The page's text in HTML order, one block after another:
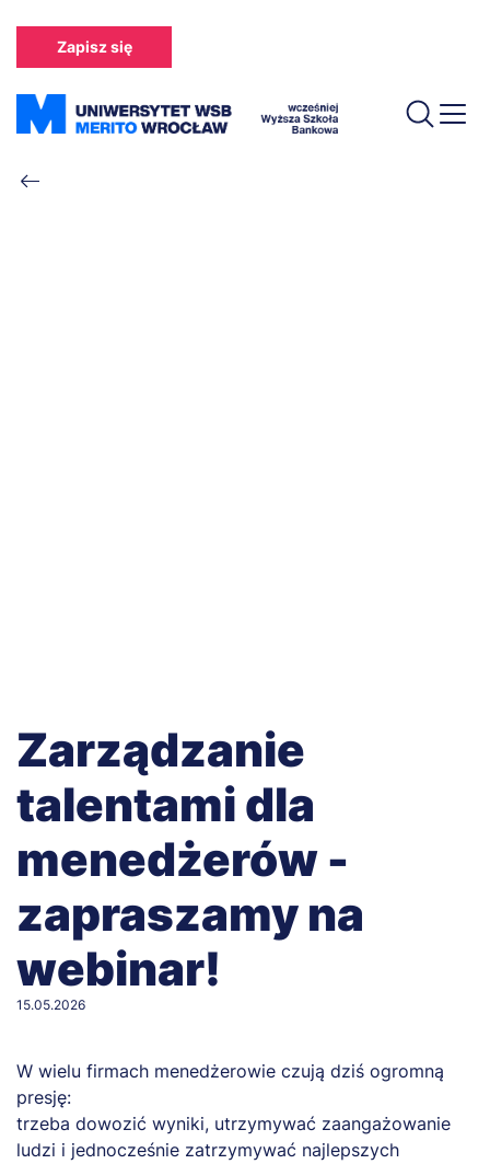
treści
Zapisz się
Ścieżka
Zarządzanie
talentami dla
menedżerów -
zapraszamy na
webinar!
15.05.2026
W wielu firmach menedżerowie czują dziś ogromną
presję:
trzeba dowozić wyniki, utrzymywać zaangażowanie
ludzi i jednocześnie zatrzymywać najlepszych